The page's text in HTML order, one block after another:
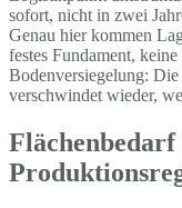
sofort, nicht in zwei
Genau hier kommen
festes Fundament,
Bodenversiegelung:
verschwindet wieder,